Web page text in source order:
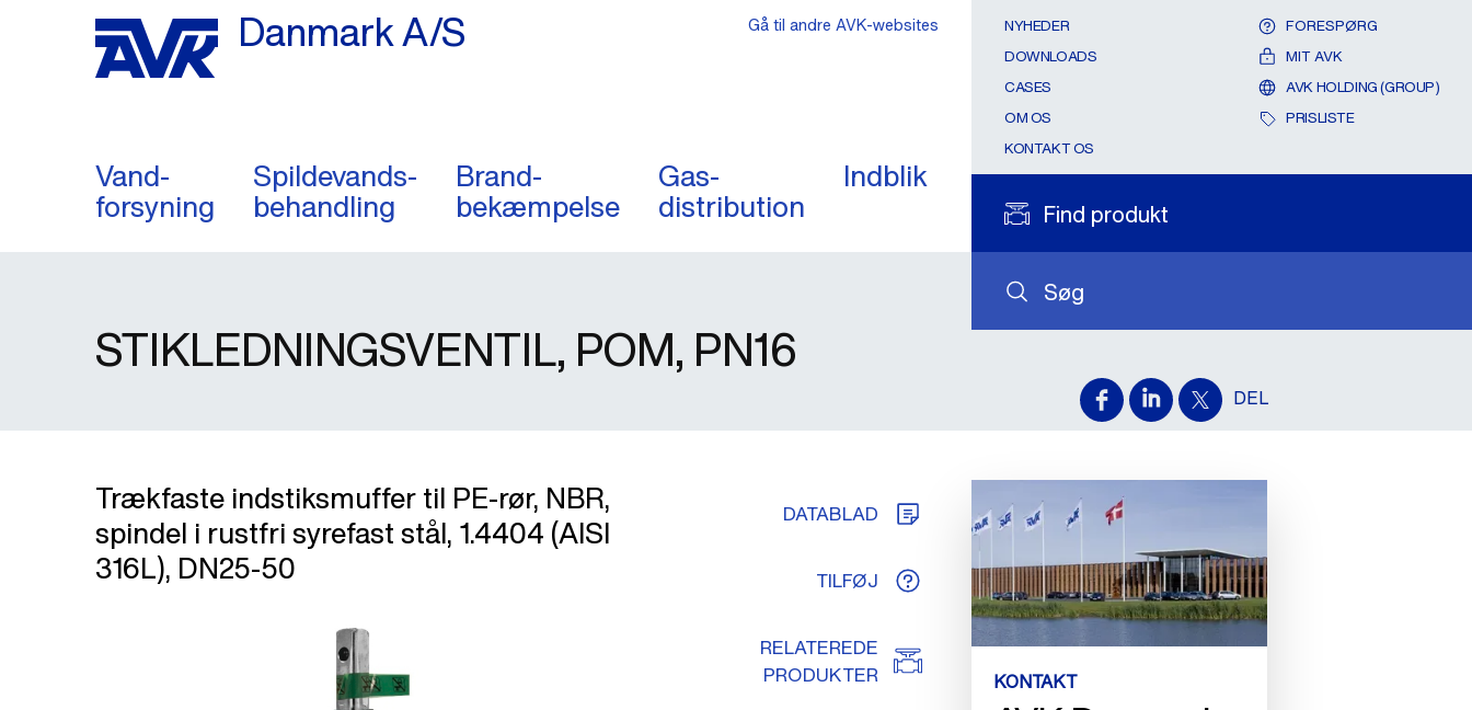
Danmark A/S
Vand-
forsyning
Spildevands-
behandling
Brand-
bekæmpelse
Gas-
distribution
Indblik
Søg
Find produkt
NYHEDER
DOWNLOADS
CASES
OM OS
KONTAKT OS
FORESPØRG
MIT AVK
AVK HOLDING (GROUP)
PRISLISTE
Gå til andre AVK-websites
DEL
STIKLEDNINGSVENTIL, POM, PN16
Trækfaste indstiksmuffer til PE-rør, NBR,
spindel i rustfri syrefast stål, 1.4404 (AISI
316L), DN25-50
DATABLAD
TILFØJ
RELATEREDE
PRODUKTER
KONTAKT